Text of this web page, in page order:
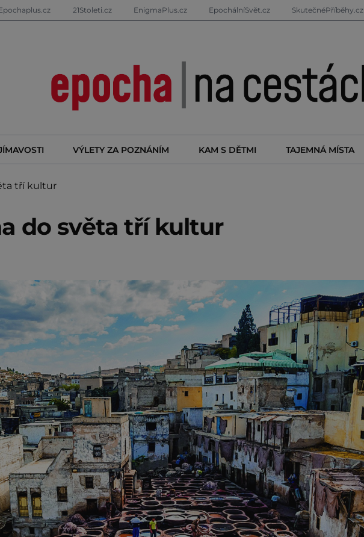
21Stoleti.cz EnigmaPlus.cz EpochálníSvět.cz SkutečnéPříběhy.cz
VÝLETY ZA POZNÁNÍM KAM S DĚTMI TAJEMNÁ MÍSTA
tří kultur
do světa tří kultur